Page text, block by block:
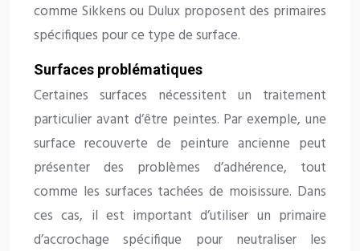
comme Sikkens ou Dulux proposent des primaires
spécifiques pour ce type de surface.
Surfaces problématiques
Certaines surfaces nécessitent un traitement
particulier avant d’être peintes. Par exemple, une
surface recouverte de peinture ancienne peut
présenter des problèmes d’adhérence, tout
comme les surfaces tachées de moisissure. Dans
ces cas, il est important d’utiliser un primaire
d’accrochage spécifique pour neutraliser les